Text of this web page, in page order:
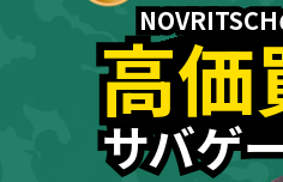
高価
サバゲ
高価
サバゲ